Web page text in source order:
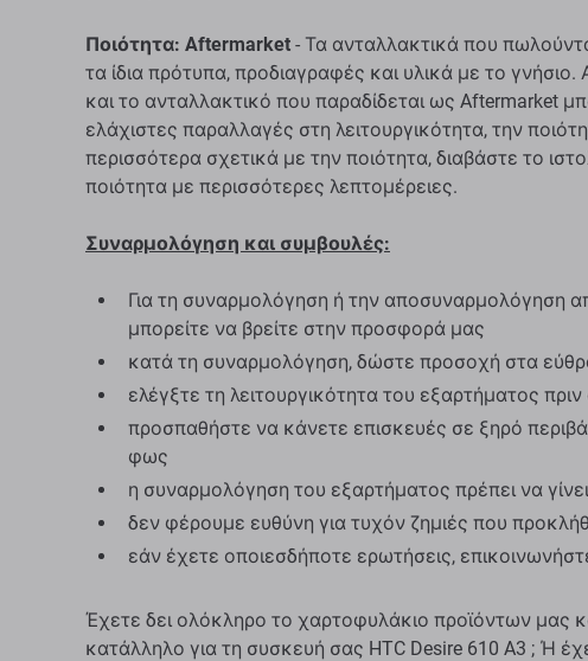
Ποιότητα: Aftermarket - Τα ανταλλακτικά που
τα ίδια πρότυπα, προδιαγραφές και υλικά με το
και το ανταλλακτικό που παραδίδεται ως Aftermarket
ελάχιστες παραλλαγές στη λειτουργικότητα, την
περισσότερα σχετικά με την ποιότητα, διαβάστε το
ποιότητα με περισσότερες λεπτομέρειες.
Συναρμολόγηση και συμβουλές:
Για τη συναρμολόγηση ή την αποσυναρμολόγηση
μπορείτε να βρείτε στην προσφορά μας
κατά τη συναρμολόγηση, δώστε προσοχή στα
ελέγξτε τη λειτουργικότητα του εξαρτήματος
προσπαθήστε να κάνετε επισκευές σε ξηρό
φως
η συναρμολόγηση του εξαρτήματος πρέπει να
δεν φέρουμε ευθύνη για τυχόν ζημιές που
εάν έχετε οποιεσδήποτε ερωτήσεις,
Έχετε δει ολόκληρο το χαρτοφυλάκιο προϊόντων μας
κατάλληλο για τη συσκευή σας HTC Desire 610 A3 ; Ή